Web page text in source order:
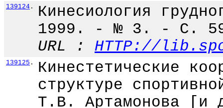
139124 .
Кинесиология
1999. - № 3. - С.
URL : HTTP://
139125 .
Кинестетические
структуре
Т.В. Артамонова [и